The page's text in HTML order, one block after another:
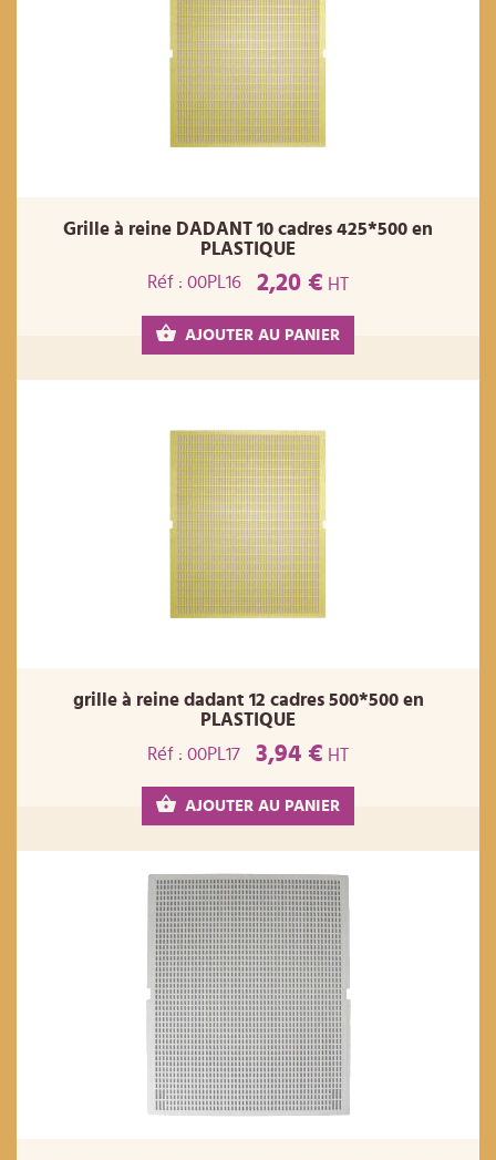
Grille à reine DADANT 10 cadres 425*500 en
PLASTIQUE
Réf : 00PL16
2,20 € HT
AJOUTER AU PANIER
grille à reine dadant 12 cadres 500*500 en
PLASTIQUE
Réf : 00PL17
3,94 € HT
AJOUTER AU PANIER